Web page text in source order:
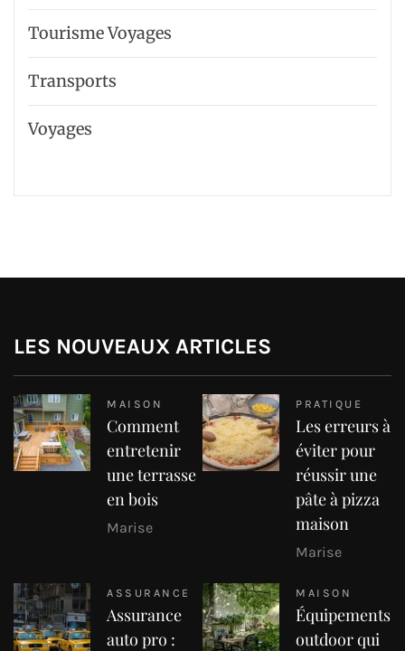
Tourisme Voyages
Transports
Voyages
LES NOUVEAUX ARTICLES
MAISON
Comment
entretenir
une terrasse
en bois
Marise
PRATIQUE
Les erreurs à
éviter pour
réussir une
pâte à pizza
maison
Marise
ASSURANCE
Assurance
auto pro :
MAISON
Équipements
outdoor qui